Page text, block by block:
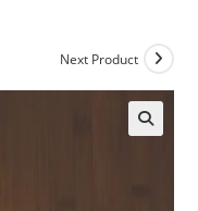
Next Product